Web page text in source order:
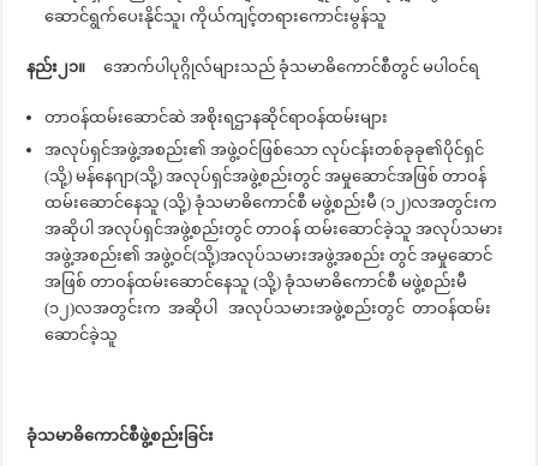
ဆောင်ရွက်ပေးနိုင်သူ၊ ကိုယ်ကျင့်တရားကောင်းမွန်သူ
နည်း၂၁။ အောက်ပါပုဂ္ဂိုလ်များသည် ခုံသမာဓိကောင်စီတွင် မပါဝင်ရ
တာဝန်ထမ်းဆောင်ဆဲ အစိုးရဌာနဆိုင်ရာဝန်ထမ်းများ
အလုပ်ရှင်အဖွဲ့အစည်း၏ အဖွဲ့ဝင်ဖြစ်သော လုပ်ငန်းတစ်ခုခု၏ပိုင်ရှင်
(သို့) မန်နေဂျာ(သို့) အလုပ်ရှင်အဖွဲ့စည်းတွင် အမှုဆောင်အဖြစ် တာဝန်
ထမ်းဆောင်နေသူ (သို့) ခုံသမာဓိကောင်စီ မဖွဲ့စည်းမီ (၁၂)လအတွင်းက
အဆိုပါ အလုပ်ရှင်အဖွဲ့စည်းတွင် တာဝန် ထမ်းဆောင်ခဲ့သူ အလုပ်သမား
အဖွဲ့အစည်း၏ အဖွဲ့ဝင်(သို့)အလုပ်သမားအဖွဲ့အစည်း တွင် အမှုဆောင်
အဖြစ် တာဝန်ထမ်းဆောင်နေသူ (သို့) ခုံသမာဓိကောင်စီ မဖွဲ့စည်းမီ
(၁၂)လအတွင်းက အဆိုပါ အလုပ်သမားအဖွဲ့စည်းတွင် တာဝန်ထမ်း
ဆောင်ခဲ့သူ
ခုံသမာဓိကောင်စီဖွဲ့စည်းခြင်း